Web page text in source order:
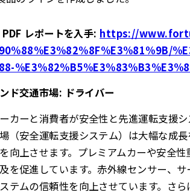
レポートを入手: https://
ド交通市場: ドライバー
カーと消費者が安全性と先進運転支援
（安全運転支援システム）は大幅な成
向上させます。プレミアムカーや安全
を促進しています。赤外線センサー、
テムの信頼性を向上させています。さ